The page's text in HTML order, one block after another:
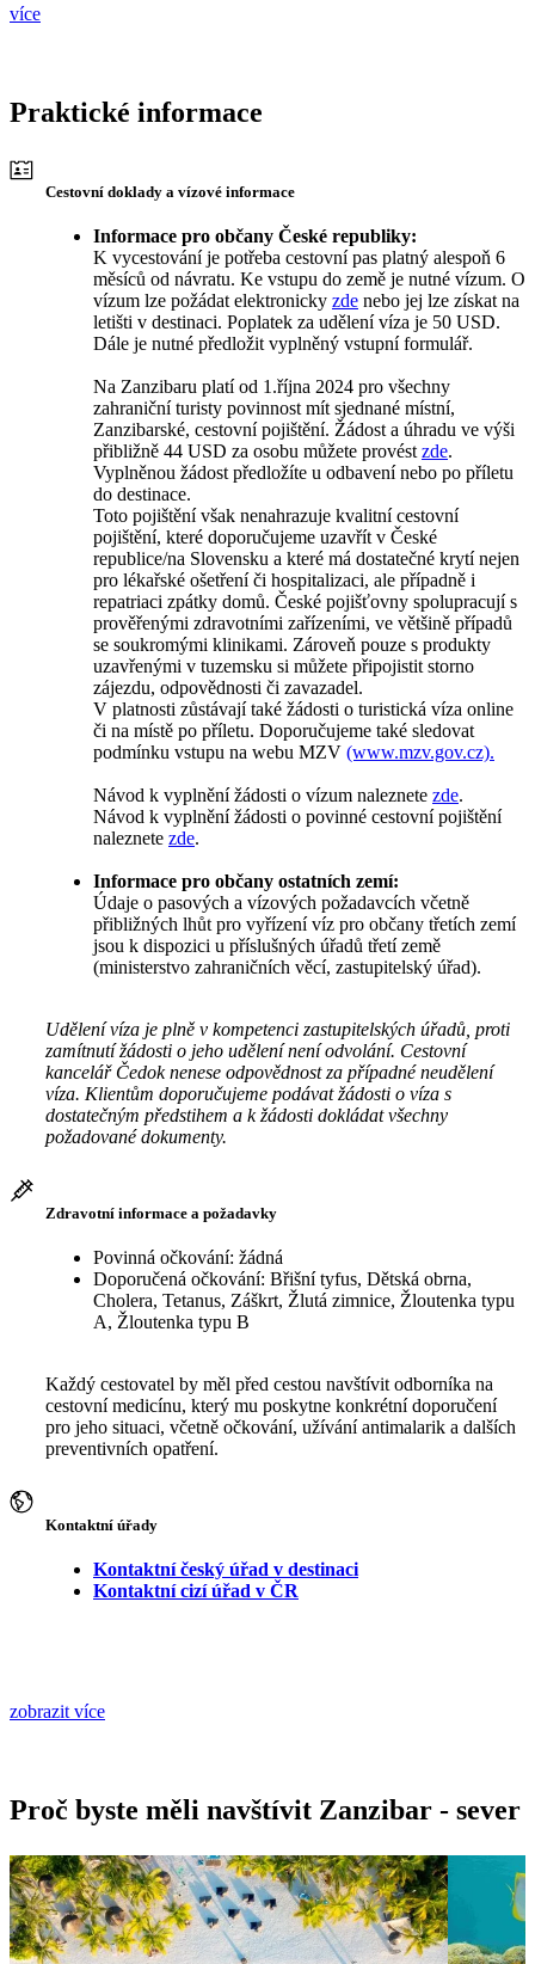
více
Praktické informace
Cestovní doklady a vízové informace
Informace pro občany České republiky:
K vycestování je potřeba cestovní pas platný alespoň 6
měsíců od návratu. Ke vstupu do země je nutné vízum. O
vízum lze požádat elektronicky zde nebo jej lze získat na
letišti v destinaci. Poplatek za udělení víza je 50 USD.
Dále je nutné předložit vyplněný vstupní formulář.
Na Zanzibaru platí od 1.října 2024 pro všechny
zahraniční turisty povinnost mít sjednané místní,
Zanzibarské, cestovní pojištění. Žádost a úhradu ve výši
přibližně 44 USD za osobu můžete provést zde.
Vyplněnou žádost předložíte u odbavení nebo po příletu
do destinace.
Toto pojištění však nenahrazuje kvalitní cestovní
pojištění, které doporučujeme uzavřít v České
republice/na Slovensku a které má dostatečné krytí nejen
pro lékařské ošetření či hospitalizaci, ale případně i
repatriaci zpátky domů. České pojišťovny spolupracují s
prověřenými zdravotními zařízeními, ve většině případů
se soukromými klinikami. Zároveň pouze s produkty
uzavřenými v tuzemsku si můžete připojistit storno
zájezdu, odpovědnosti či zavazadel.
V platnosti zůstávají také žádosti o turistická víza online
či na místě po příletu. Doporučujeme také sledovat
podmínku vstupu na webu MZV (www.mzv.gov.cz).
Návod k vyplnění žádosti o vízum naleznete zde.
Návod k vyplnění žádosti o povinné cestovní pojištění
naleznete zde.
Informace pro občany ostatních zemí:
Údaje o pasových a vízových požadavcích včetně
přibližných lhůt pro vyřízení víz pro občany třetích zemí
jsou k dispozici u příslušných úřadů třetí země
(ministerstvo zahraničních věcí, zastupitelský úřad).
Udělení víza je plně v kompetenci zastupitelských úřadů, proti
zamítnutí žádosti o jeho udělení není odvolání. Cestovní
kancelář Čedok nenese odpovědnost za případné neudělení
víza. Klientům doporučujeme podávat žádosti o víza s
dostatečným předstihem a k žádosti dokládat všechny
požadované dokumenty.
Zdravotní informace a požadavky
Povinná očkování: žádná
Doporučená očkování: Břišní tyfus, Dětská obrna,
Cholera, Tetanus, Záškrt, Žlutá zimnice, Žloutenka typu
A, Žloutenka typu B
Každý cestovatel by měl před cestou navštívit odborníka na
cestovní medicínu, který mu poskytne konkrétní doporučení
pro jeho situaci, včetně očkování, užívání antimalarik a dalších
preventivních opatření.
Kontaktní úřady
Kontaktní český úřad v destinaci
Kontaktní cizí úřad v ČR
zobrazit více
Proč byste měli navštívit Zanzibar - sever